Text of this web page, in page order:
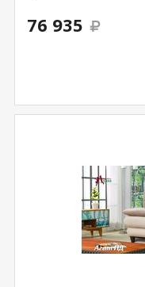
76 935